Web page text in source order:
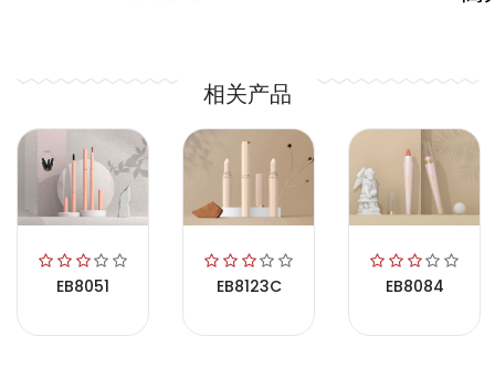
相关产品
EB8051 EB8123C EB8084